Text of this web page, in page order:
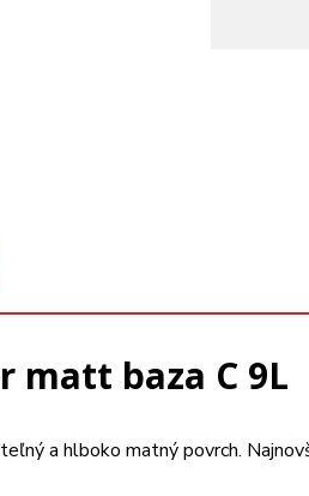
matt baza C 9L
a hlboko matný povrch.